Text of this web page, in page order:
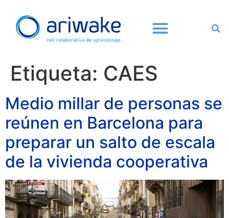
Etiqueta: CAES
Medio millar de personas se
reúnen en Barcelona para
preparar un salto de escala
de la vivienda cooperativa